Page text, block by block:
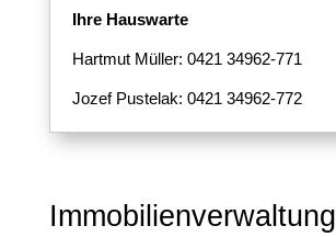
Ihre Hauswarte
Hartmut Müller: 0421 34962-771
Jozef Pustelak: 0421 34962-772
Immobilienverwaltung